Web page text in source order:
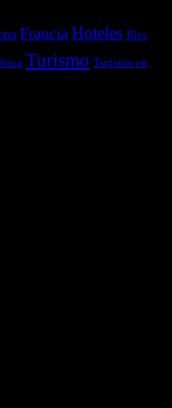
Francia Hoteles Illes
Turismo Turismo en